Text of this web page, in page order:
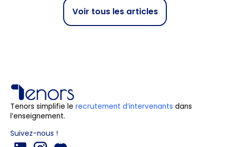
Voir tous les articles
Tenors simplifie le recrutement d’intervenants dans
l’enseignement.
Suivez-nous !